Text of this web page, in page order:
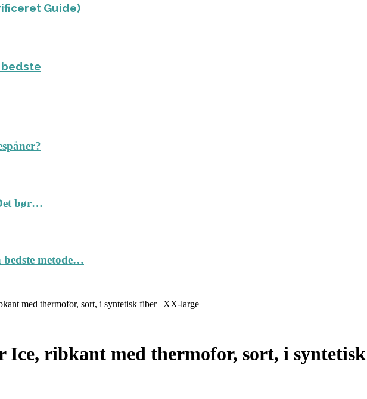
Guide)
bedste
bør…
metode…
med thermofor, sort, i syntetisk fiber | XX-large
ribkant med thermofor, sort, i